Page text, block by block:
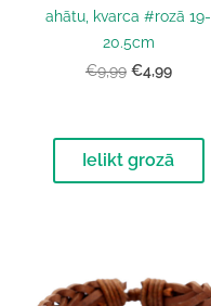
ahātu, kvarca #rozā 19-
20.5cm
€9,99 €4,99
Ielikt grozā